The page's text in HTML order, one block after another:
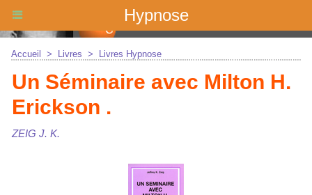
Hypnose
Accueil > Livres > Livres Hypnose
Un Séminaire avec Milton H.
Erickson .
ZEIG J. K.